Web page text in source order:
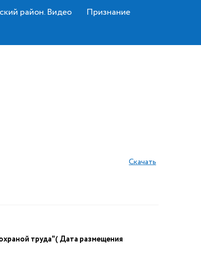
район. Видео
Признание
Скачать
труда"( Дата размещения